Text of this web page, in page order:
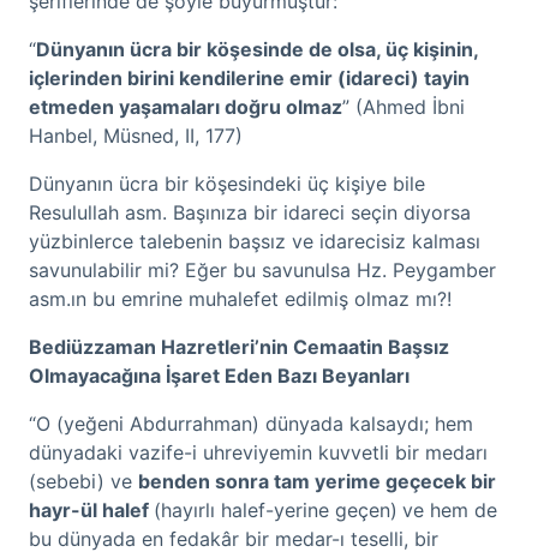
“Dünyanın ücra bir köşesinde de olsa, üç kişinin,
içlerinden birini kendilerine emir (idareci) tayin
etmeden yaşamaları doğru olmaz” (Ahmed İbni
Hanbel, Müsned, II, 177)
Dünyanın ücra bir köşesindeki üç kişiye bile
Resulullah asm. Başınıza bir idareci seçin diyorsa
yüzbinlerce talebenin başsız ve idarecisiz kalması
savunulabilir mi? Eğer bu savunulsa Hz. Peygamber
asm.ın bu emrine muhalefet edilmiş olmaz mı?!
Bediüzzaman Hazretleri’nin Cemaatin Başsız
Olmayacağına İşaret Eden Bazı Beyanları
“O (yeğeni Abdurrahman) dünyada kalsaydı; hem
dünyadaki vazife-i uhreviyemin kuvvetli bir medarı
(sebebi) ve benden sonra tam yerime geçecek bir
hayr-ül halef (hayırlı halef-yerine geçen) ve hem de
bu dünyada en fedakâr bir medar-ı teselli, bir